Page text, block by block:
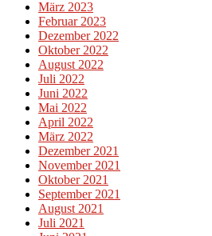
März 2023
Februar 2023
Dezember 2022
Oktober 2022
August 2022
Juli 2022
Juni 2022
Mai 2022
April 2022
März 2022
Dezember 2021
November 2021
Oktober 2021
September 2021
August 2021
Juli 2021